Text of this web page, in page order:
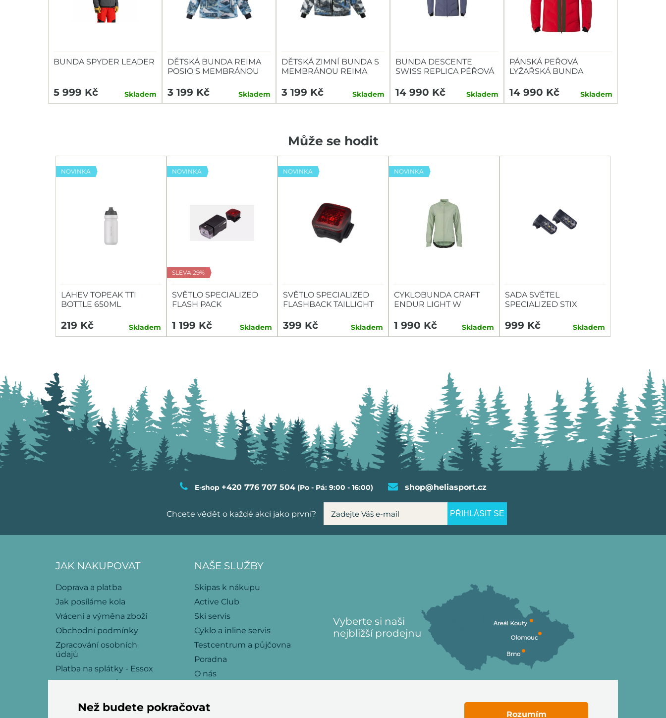
BUNDA SPYDER LEADER
5 999 Kč Skladem
DĚTSKÁ BUNDA REIMA
POSIO S MEMBRÁNOU
3 199 Kč Skladem
DĚTSKÁ ZIMNÍ BUNDA S
MEMBRÁNOU REIMA
3 199 Kč Skladem
BUNDA DESCENTE
SWISS REPLICA PÉŘOVÁ
14 990 Kč Skladem
PÁNSKÁ PEŘOVÁ
LYŽAŘSKÁ BUNDA
TEAM HYBRID DOWN
14 990 Kč Skladem
Může se hodit
NOVINKA
LAHEV TOPEAK TTI
BOTTLE 650ML
219 Kč Skladem
NOVINKA
SLEVA 29%
SVĚTLO SPECIALIZED
FLASH PACK
1 199 Kč Skladem
NOVINKA
SVĚTLO SPECIALIZED
FLASHBACK TAILLIGHT
399 Kč Skladem
NOVINKA
CYKLOBUNDA CRAFT
ENDUR LIGHT W
1 990 Kč Skladem
SADA SVĚTEL
SPECIALIZED STIX
999 Kč Skladem
E-shop +420 776 707 504(Po - Pá: 9:00 - 16:00) shop@heliasport.cz
Chcete vědět o každé akci jako první? PŘIHLÁSIT SE
JAK NAKUPOVAT
Doprava a platba
Jak posíláme kola
Vrácení a výměna zboží
Obchodní podmínky
Zpracování osobních
údajů
Platba na splátky - Essox
Politika souborů cookies
NAŠE SLUŽBY
Skipas k nákupu
Active Club
Ski servis
Cyklo a inline servis
Testcentrum a půjčovna
Poradna
O nás
Vyberte si naši
nejbližší prodejnu
Než budete pokračovat
Rozumím